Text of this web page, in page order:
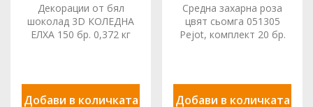
Декорации от бял
шоколад 3D КОЛЕДНА
ЕЛХА 150 бр. 0,372 кг
Добави в количката
Средна захарна роза
цвят сьомга 051305
Pejot, комплект 20 бр.
Добави в количката